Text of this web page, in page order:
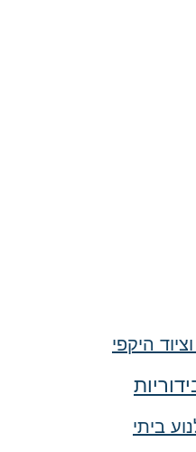
היקפי
ביתי